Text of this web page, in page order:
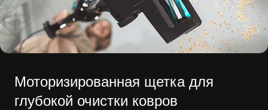
Моторизированная щетка для
глубокой очистки ковров